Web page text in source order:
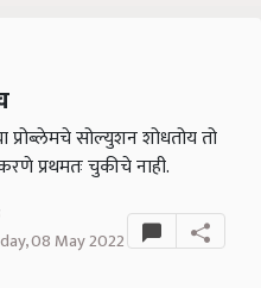
सोल्युशन शोधतोय तो
प्रथमतः चुकीचे नाही.
08 May 2022